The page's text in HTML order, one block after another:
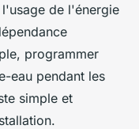
de l'énergie
programmer
eau pendant les
simple et